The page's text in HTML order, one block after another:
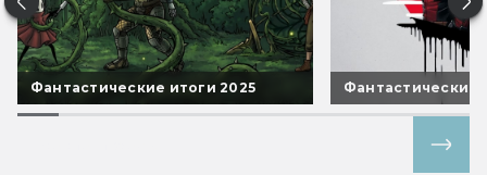
Фантастические итоги 2025 Фантастические